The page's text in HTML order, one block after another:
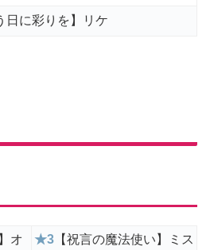
日に彩りを】リケ
オ
★3 【祝言の魔法使い】ミス